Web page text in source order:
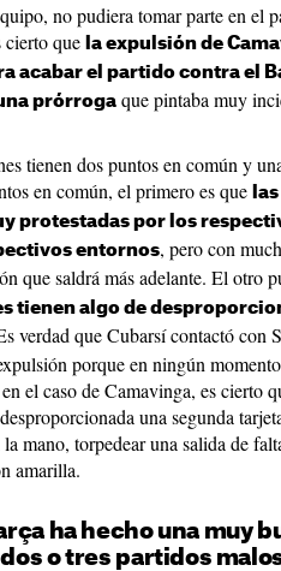
no pudiera tomar parte en el
que
la expulsión de
acabar el partido contra el
prórroga que pintaba muy
tienen dos puntos en común y
en común, el primero es que
protestadas por los
entornos, pero con
que saldrá más adelante. El otro
tienen algo de
verdad que Cubarsí contactó con
porque en ningún
el caso de Camavinga, es cierto
una segunda
mano, torpedear una salida de
amarilla.
ha hecho una muy
o tres partidos